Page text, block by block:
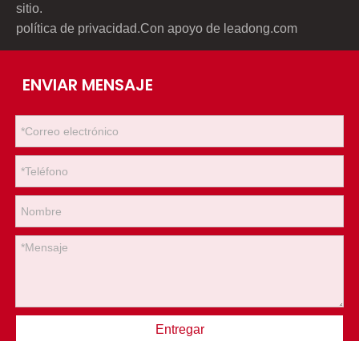
sitio.
política de privacidad.Con apoyo de leadong.com
ENVIAR MENSAJE
Entregar